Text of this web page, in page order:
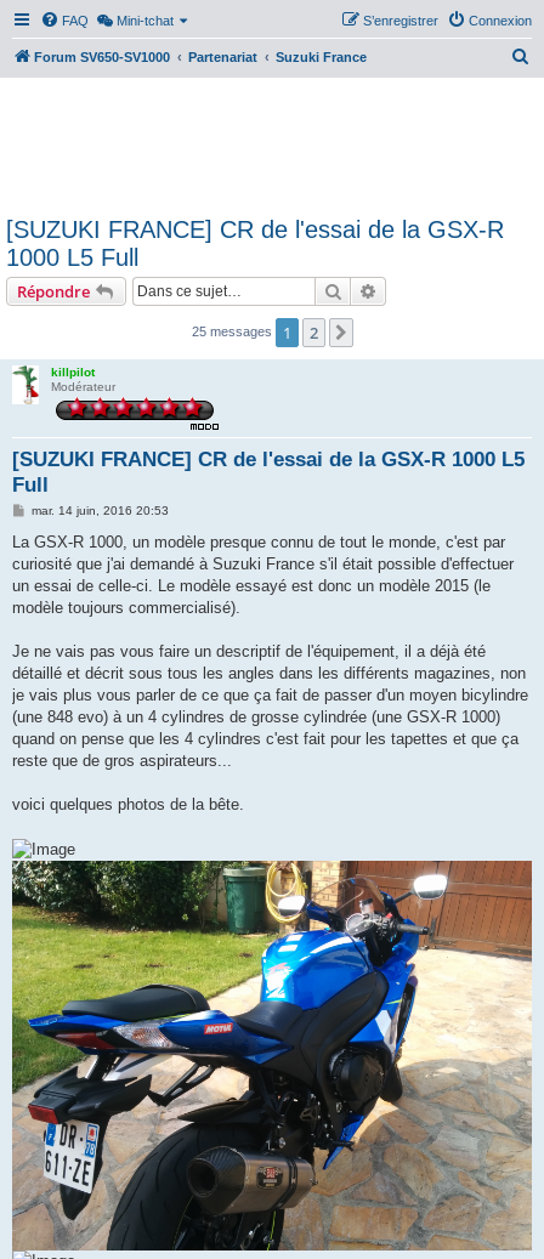
FAQ Mini-tchat Connexion
S’enregistrer
Forum SV650-SV1000 Partenariat Suzuki France
[SUZUKI FRANCE] CR de l'essai de la GSX-R
1000 L5 Full
Répondre Rechercher
25 messages 1 2
killpilot
Modérateur
[SUZUKI FRANCE] CR de l'essai de la GSX-R 1000 L5
Full
M
s
a
g
mar. 14 juin, 2016 20:53
La GSX-R 1000, un modèle presque connu de tout le monde, c'est par
curiosité que j'ai demandé à Suzuki France s'il était possible d'effectuer
un essai de celle-ci. Le modèle essayé est donc un modèle 2015 (le
modèle toujours commercialisé).
Je ne vais pas vous faire un descriptif de l'équipement, il a déjà été
détaillé et décrit sous tous les angles dans les différents magazines, non
je vais plus vous parler de ce que ça fait de passer d'un moyen bicylindre
(une 848 evo) à un 4 cylindres de grosse cylindrée (une GSX-R 1000)
quand on pense que les 4 cylindres c'est fait pour les tapettes et que ça
reste que de gros aspirateurs...
voici quelques photos de la bête.